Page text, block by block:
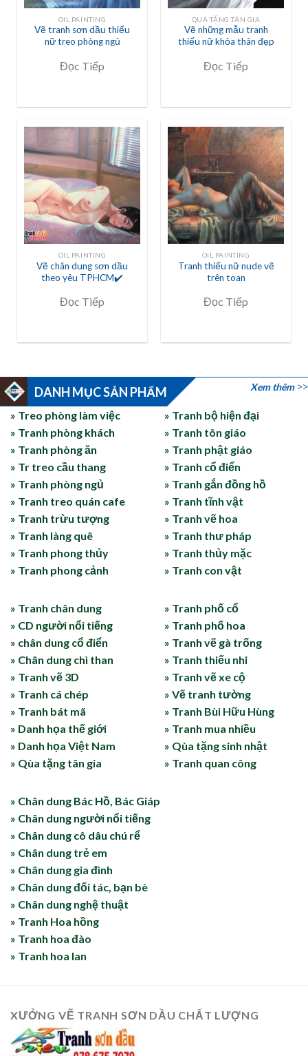
OIL PAINTING
Vẽ tranh sơn dầu thiếu
nữ treo phòng ngủ
Đọc Tiếp
QUÀ TẶNG TÂN GIA
Vẽ những mẫu tranh
thiếu nữ khỏa thân đẹp
Đọc Tiếp
OIL PAINTING
Vẽ chân dung sơn dầu
theo yêu TPHCM✔️
Đọc Tiếp
OIL PAINTING
Tranh thiếu nữ nude vẽ
trên toan
Đọc Tiếp
DANH MỤC SẢN PHẨM Xem thêm
» Treo phòng làm việc
» Tranh phòng khách
» Tranh phòng ăn
» Tr treo cầu thang
» Tranh phòng ngủ
» Tranh treo quán cafe
» Tranh trừu tượng
» Tranh làng quê
» Tranh phong thủy
» Tranh phong cảnh
» Tranh bộ hiện đại
» Tranh tôn giáo
» Tranh phật giáo
» Tranh cổ điển
» Tranh gắn đồng hồ
» Tranh tĩnh vật
» Tranh vẽ hoa
» Tranh thư pháp
» Tranh thủy mặc
» Tranh con vật
» Tranh chân dung
» CD người nổi tiếng
» chân dung cổ điển
» Chân dung chì than
» Tranh vẽ 3D
» Tranh cá chép
» Tranh bát mã
» Danh họa thế giới
» Danh họa Việt Nam
» Qùa tặng tân gia
» Tranh phố cổ
» Tranh phố hoa
» Tranh vẽ gà trống
» Tranh thiếu nhi
» Tranh vẽ xe cộ
» Vẽ tranh tường
» Tranh Bùi Hữu Hùng
» Tranh mua nhiều
» Qùa tặng sinh nhật
» Tranh quan công
» Chân dung Bác Hồ, Bác Giáp
» Chân dung người nổi tiếng
» Chân dung cô dâu chú rể
» Chân dung trẻ em
» Chân dung gia đình
» Chân dung đối tác, bạn bè
» Chân dung nghệ thuật
» Tranh Hoa hồng
» Tranh hoa đào
» Tranh hoa lan
XƯỞNG VẼ TRANH SƠN DẦU CHẤT LƯỢNG